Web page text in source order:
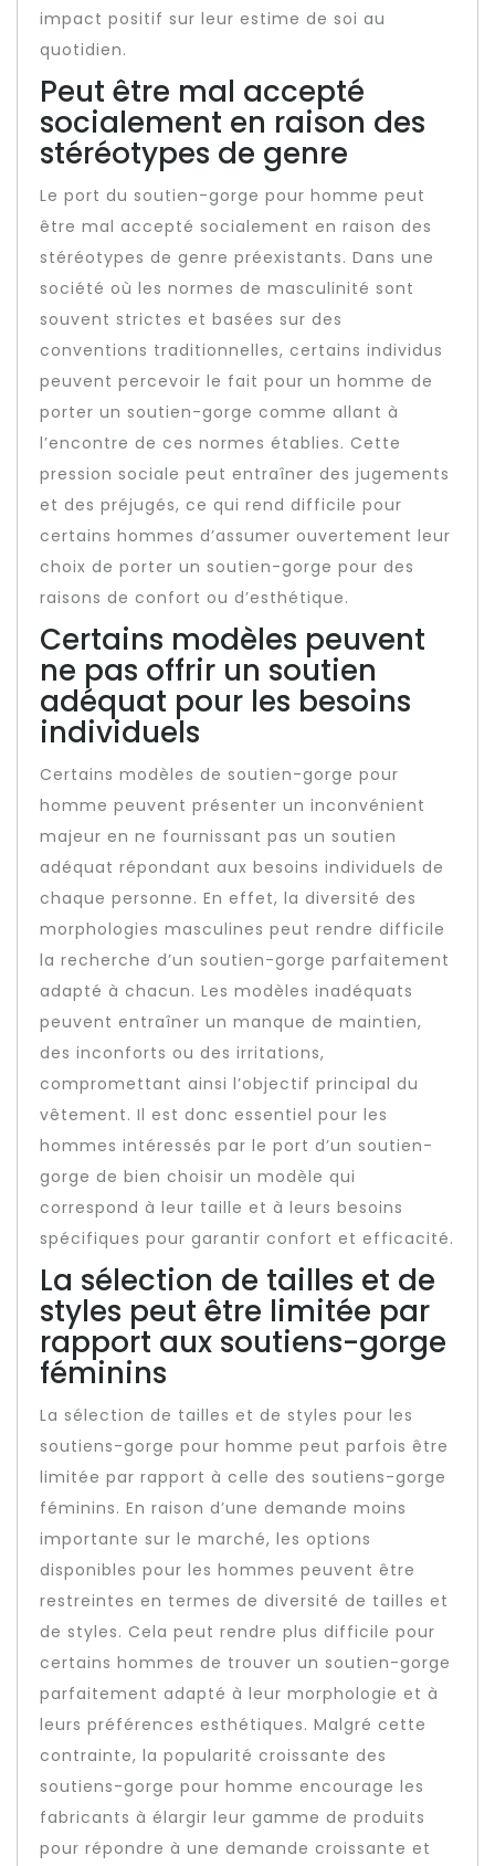
impact positif sur leur estime de soi au
quotidien.
Peut être mal accepté
socialement en raison des
stéréotypes de genre
Le port du soutien-gorge pour homme peut
être mal accepté socialement en raison des
stéréotypes de genre préexistants. Dans une
société où les normes de masculinité sont
souvent strictes et basées sur des
conventions traditionnelles, certains individus
peuvent percevoir le fait pour un homme de
porter un soutien-gorge comme allant à
l’encontre de ces normes établies. Cette
pression sociale peut entraîner des jugements
et des préjugés, ce qui rend difficile pour
certains hommes d’assumer ouvertement leur
choix de porter un soutien-gorge pour des
raisons de confort ou d’esthétique.
Certains modèles peuvent
ne pas offrir un soutien
adéquat pour les besoins
individuels
Certains modèles de soutien-gorge pour
homme peuvent présenter un inconvénient
majeur en ne fournissant pas un soutien
adéquat répondant aux besoins individuels de
chaque personne. En effet, la diversité des
morphologies masculines peut rendre difficile
la recherche d’un soutien-gorge parfaitement
adapté à chacun. Les modèles inadéquats
peuvent entraîner un manque de maintien,
des inconforts ou des irritations,
compromettant ainsi l’objectif principal du
vêtement. Il est donc essentiel pour les
hommes intéressés par le port d’un soutien-
gorge de bien choisir un modèle qui
correspond à leur taille et à leurs besoins
spécifiques pour garantir confort et efficacité.
La sélection de tailles et de
styles peut être limitée par
rapport aux soutiens-gorge
féminins
La sélection de tailles et de styles pour les
soutiens-gorge pour homme peut parfois être
limitée par rapport à celle des soutiens-gorge
féminins. En raison d’une demande moins
importante sur le marché, les options
disponibles pour les hommes peuvent être
restreintes en termes de diversité de tailles et
de styles. Cela peut rendre plus difficile pour
certains hommes de trouver un soutien-gorge
parfaitement adapté à leur morphologie et à
leurs préférences esthétiques. Malgré cette
contrainte, la popularité croissante des
soutiens-gorge pour homme encourage les
fabricants à élargir leur gamme de produits
pour répondre à une demande croissante et